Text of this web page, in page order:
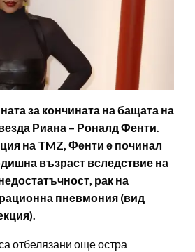
за кончината на бащата на
Риана – Роналд Фенти.
на TMZ, Фенти е починал
възраст вследствие на
рак на
пневмония (вид
отбелязани още остра